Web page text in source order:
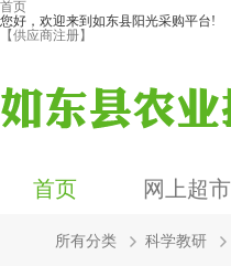
首页
您好，欢迎来到如东县阳光采购平台!
【供应商注册】
首页 网上超市
所有分类 科学教研